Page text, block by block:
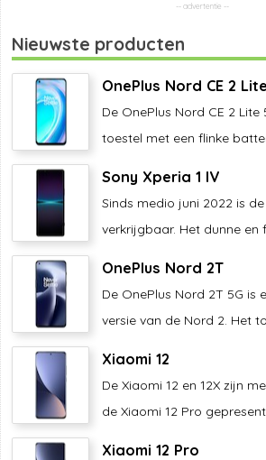
Nieuwste producten
OnePlus Nord CE 2 Lite
De OnePlus Nord CE 2
toestel met een flinke
Sony Xperia 1 IV
Sinds medio juni 2022 is de
verkrijgbaar. Het dunne en
OnePlus Nord 2T
De OnePlus Nord 2T 5G is
versie van de Nord 2. Het
Xiaomi 12
De Xiaomi 12 en 12X zijn
de Xiaomi 12 Pro
Xiaomi 12 Pro